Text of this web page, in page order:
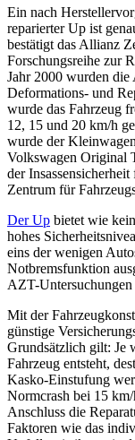
Ein nach
reparierter Up ist
bestätigt das Allianz
Forschungsreihe zur
Jahr 2000 wurden die
Deformations- und
wurde das Fahrzeug
12, 15 und 20 km/h
wurde der
Volkswagen Original
der
Zentrum für
Der Up bietet wie
hohes
eins der wenigen
Notbremsfunktion
AZT-Untersuchungen
Mit der
günstige
Grundsätzlich gilt: Je
Fahrzeug entsteht,
Kasko-Einstufung
Normcrash bei 15
Anschluss die
Faktoren wie das